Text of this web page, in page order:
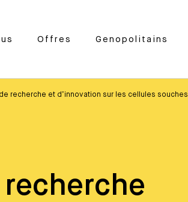
Offres Genopolitains
de recherche et d’innovation sur les cellules souches